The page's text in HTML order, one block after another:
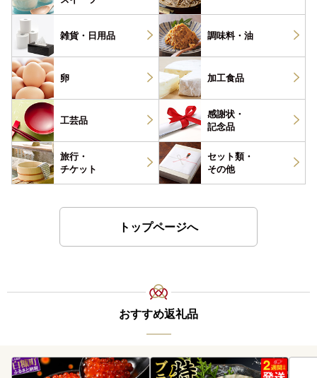
雑貨・ 日用品 調味料・ 油
卵 加工食品
工芸品
感謝状・
記念品
旅行・
チケット
セット類・
その他
トップページへ
おすすめ返礼品